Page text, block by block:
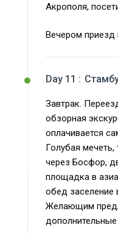
Акрополя,
Вечером приезд
Day 11 :
Завтрак.
обзорная
оплачивается
Голубая
через Босфор,
площадка в
обед заселение
Желающим
дополнительные